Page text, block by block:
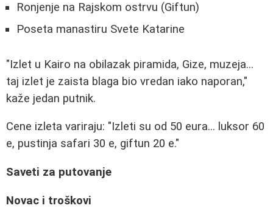
Ronjenje na Rajskom ostrvu (Giftun)
Poseta manastiru Svete Katarine
"Izlet u Kairo na obilazak piramida, Gize, muzeja...
taj izlet je zaista blaga bio vredan iako naporan,"
kaže jedan putnik.
Cene izleta variraju: "Izleti su od 50 eura... luksor 60
e, pustinja safari 30 e, giftun 20 e."
Saveti za putovanje
Novac i troškovi